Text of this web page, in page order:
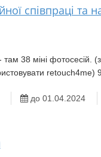
співпраці та
38 міні
retouch4me)
до 01.04.2024